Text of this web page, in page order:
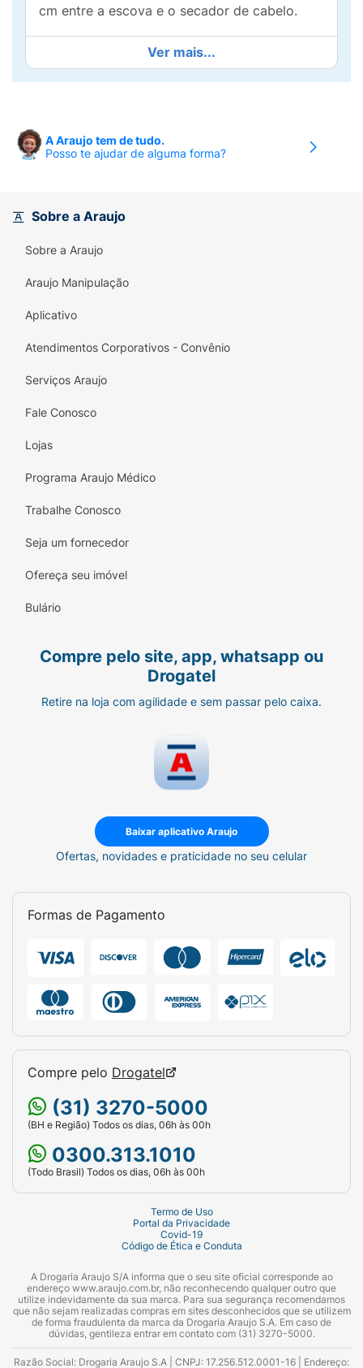
cm entre a escova e o secador de cabelo.
Ver mais...
A Araujo tem de tudo.
Posso te ajudar de alguma forma?
Sobre a Araujo
Sobre a Araujo
Araujo Manipulação
Aplicativo
Atendimentos Corporativos - Convênio
Serviços Araujo
Fale Conosco
Lojas
Programa Araujo Médico
Trabalhe Conosco
Seja um fornecedor
Ofereça seu imóvel
Bulário
Compre pelo site, app, whatsapp ou
Drogatel
Retire na loja com agilidade e sem passar pelo caixa.
Baixar aplicativo Araujo
Ofertas, novidades e praticidade no seu celular
Formas de Pagamento
Compre pelo Drogatel
(31) 3270-5000
(BH e Região) Todos os dias, 06h às 00h
0300.313.1010
(Todo Brasil) Todos os dias, 06h às 00h
Termo de Uso
Portal da Privacidade
Covid-19
Código de Ética e Conduta
A Drogaria Araujo S/A informa que o seu site oficial corresponde ao
endereço www.araujo.com.br, não reconhecendo qualquer outro que
utilize indevidamente da sua marca. Para sua segurança recomendamos
que não sejam realizadas compras em sites desconhecidos que se utilizem
de forma fraudulenta da marca da Drogaria Araujo S.A. Em caso de
dúvidas, gentileza entrar em contato com (31) 3270-5000.
Razão Social: Drogaria Araujo S.A | CNPJ: 17.256.512.0001-16 | Endereço: